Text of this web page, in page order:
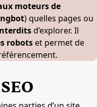
moteurs de
) quelles pages ou
d’explorer. Il
robotset permet de